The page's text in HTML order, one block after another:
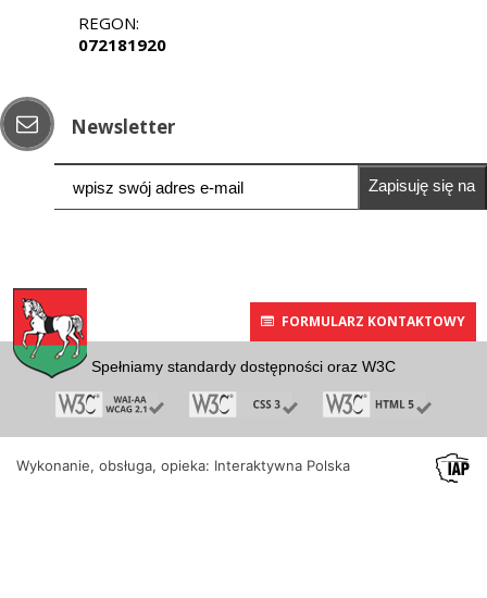
REGON:
072181920
Newsletter
Zapisuję się na
FORMULARZ KONTAKTOWY
Spełniamy standardy dostępności oraz W3C
Wykonanie, obsługa, opieka: Interaktywna Polska